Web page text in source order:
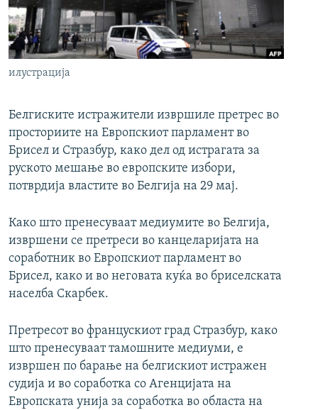
РСЕ веб страници
илустрација
Белгиските истражители извршиле претрес во
просториите на Европскиот парламент во
Брисел и Стразбур, како дел од истрагата за
руското мешање во европските избори,
потврдија властите во Белгија на 29 мај.
Како што пренесуваат медиумите во Белгија,
извршени се претреси во канцеларијата на
соработник во Европскиот парламент во
Брисел, како и во неговата куќа во бриселската
населба Скарбек.
Претресот во францускиот град Стразбур, како
што пренесуваат тамошните медиуми, е
извршен по барање на белгискиот истражен
судија и во соработка со Агенцијата на
Европската унија за соработка во областа на